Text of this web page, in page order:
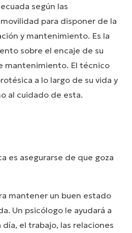
según las
para disponer de la
y mantenimiento. Es la
sobre el encaje de su
mantenimiento. El técnico
a lo largo de su vida y
al cuidado de esta.
es asegurarse de que goza
mantener un buen estado
Un psicólogo le ayudará a
el trabajo, las relaciones